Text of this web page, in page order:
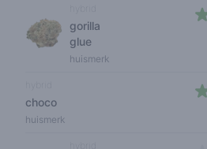
gorilla
glue
huismerk
choco
huismerk